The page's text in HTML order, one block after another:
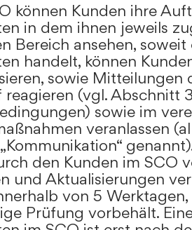
können Kunden ihre
in dem ihnen jeweils
Bereich ansehen,
handelt, können
sowie Mitteilungen
reagieren (vgl. Abschnitt
sowie im
veranlassen
den Kunden im SCO
und Aktualisierungen
von 5
Prüfung vorbehält.